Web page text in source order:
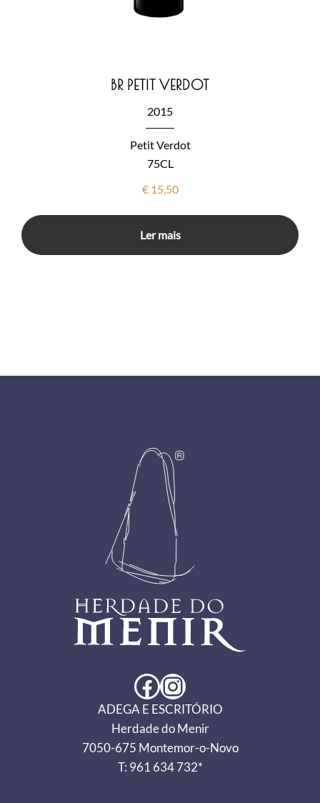
BR PETIT VERDOT
2015
Petit Verdot
75CL
€15,50
Ler mais
Facebook Instagram
ADEGA E ESCRITÓRIO
Herdade do Menir
7050-675 Montemor-o-Novo
T: 961 634 732*